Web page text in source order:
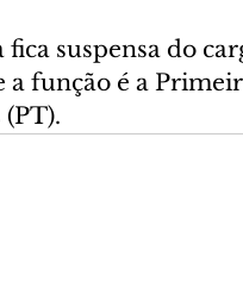
suspensa do
a função é a